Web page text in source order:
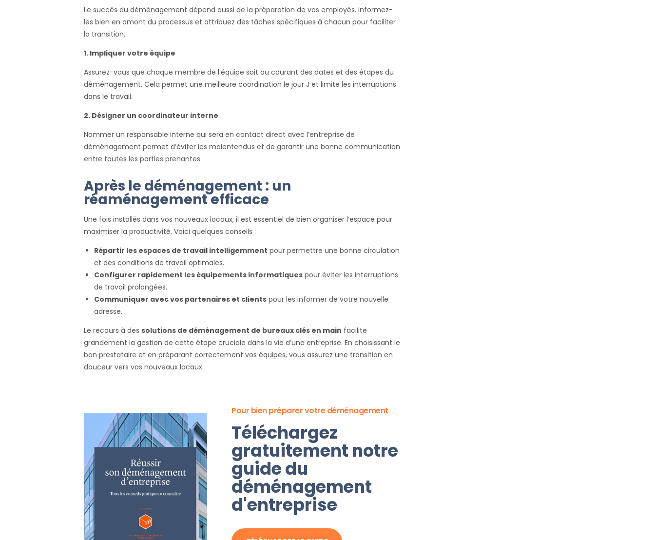
Le succès du déménagement dépend aussi de la préparation de vos employés. Informez-
les bien en amont du processus et attribuez des tâches spécifiques à chacun pour faciliter
la transition.
1. Impliquer votre équipe
Assurez-vous que chaque membre de l’équipe soit au courant des dates et des étapes du
déménagement. Cela permet une meilleure coordination le jour J et limite les interruptions
dans le travail.
2. Désigner un coordinateur interne
Nommer un responsable interne qui sera en contact direct avec l’entreprise de
déménagement permet d’éviter les malentendus et de garantir une bonne communication
entre toutes les parties prenantes.
Après le déménagement : un
réaménagement efficace
Une fois installés dans vos nouveaux locaux, il est essentiel de bien organiser l’espace pour
maximiser la productivité. Voici quelques conseils :
Répartir les espaces de travail intelligemment pour permettre une bonne circulation
et des conditions de travail optimales.
Configurer rapidement les équipements informatiques pour éviter les interruptions
de travail prolongées.
Communiquer avec vos partenaires et clients pour les informer de votre nouvelle
adresse.
Le recours à des solutions de déménagement de bureaux clés en main facilite
grandement la gestion de cette étape cruciale dans la vie d’une entreprise. En choisissant le
bon prestataire et en préparant correctement vos équipes, vous assurez une transition en
douceur vers vos nouveaux locaux.
Pour bien préparer votre déménagement
Téléchargez
gratuitement notre
guide du
déménagement
d'entreprise